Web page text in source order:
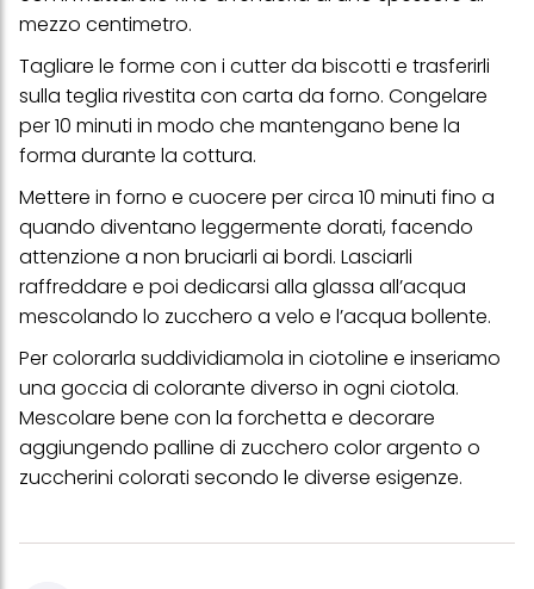
mezzo centimetro.
Tagliare le forme con i cutter da biscotti e trasferirli
sulla teglia rivestita con carta da forno. Congelare
per 10 minuti in modo che mantengano bene la
forma durante la cottura.
Mettere in forno e cuocere per circa 10 minuti fino a
quando diventano leggermente dorati, facendo
attenzione a non bruciarli ai bordi. Lasciarli
raffreddare e poi dedicarsi alla glassa all’acqua
mescolando lo zucchero a velo e l’acqua bollente.
Per colorarla suddividiamola in ciotoline e inseriamo
una goccia di colorante diverso in ogni ciotola.
Mescolare bene con la forchetta e decorare
aggiungendo palline di zucchero color argento o
zuccherini colorati secondo le diverse esigenze.
alla tua famiglia, nonché per misurare e ottimizzare il successo
delle campagne pubblicitarie.
Puoi trovare maggiori informazioni sul trattamento dei tuoi dati
nella nostra Informativa sulla protezione dei dati collegata nel piè
di pagina (Sezione "Cookie, Pixel, Impronte digitali e tecnologie
simili"). Puoi revocare il tuo consenso in qualsiasi momento con
effetto per il futuro disabilitando i cookie sul nostro sito web nella
ulteriori informazioni sui cookie utilizzati su questo sito Web, in
particolare sul loro periodo di conservazione, consultare le
informazioni dettagliate su ciascun cookie disponibili facendo
clic su "modifica" di seguito".
Se fai clic su "Modifica" potrai trovare maggiori informazioni sul
trattamento dei tuoi dati / sull'uso dei cookie e consentirli per uno o
acconsenti all'uso dei cookie e al trattamento dei tuoi dati
personali per tutte le finalità sopra indicate. Se fai clic su "Rifiuta",
verranno utilizzati solo i cookie tecnicamente necessari per fornirti
questo sito web.